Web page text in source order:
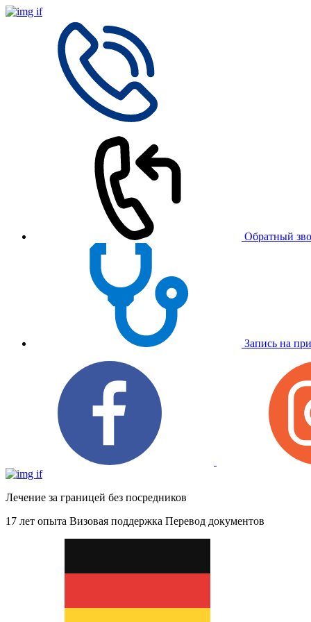
Обратный
Запись на
Лечение за границей без посредников
17 лет опыта Визовая поддержка Перевод документов